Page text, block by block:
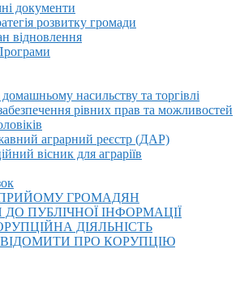
документи
розвитку громади
відновлення
насильству та торгівлі
рівних прав та можливостей
аграрний реєстр (ДАР)
вісник для аграріїв
ПРИЙОМУ ГРОМАДЯН
ПУБЛІЧНОЇ ІНФОРМАЦІЇ
ДІЯЛЬНІСТЬ
ПРО КОРУПЦІЮ